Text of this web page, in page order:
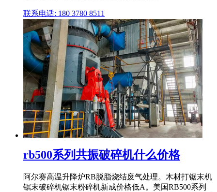
联系电话: 180 3780 8511
rb500系列共振破碎机什么价格
阿尔赛高温升降炉RB脱脂烧结废气处理。木材打锯末机
锯末破碎机锯末粉碎机新成价格低A。美国RB500系列